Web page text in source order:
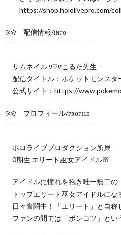
https://shop.hololivepro.com/
⪩⪨ 配信情報/ɪɴғᴏ
￣￣￣￣￣￣￣￣￣￣￣￣￣
サムネイル ୨♡୧こるた先生
配信タイトル：ポケットモンスタ
公式サイト：https://
⪩⪨ プロフィール/ᴘʀᴏғɪʟᴇ
￣￣￣￣￣￣￣￣￣￣￣￣￣
ホロライブプロダクション所属
0期生 エリート巫女アイドル🌸
アイドルに憧れを抱き唯一無二の
トップエリート巫女アイドルにな
日々奮闘中！「エリート」と自称
ファンの間では「ポンコツ」とい